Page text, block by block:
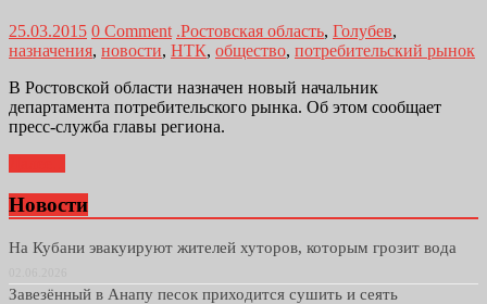
25.03.2015 0 Comment .Ростовская область, Голубев,
назначения, новости, НТК, общество, потребительский рынок
В Ростовской области назначен новый начальник
департамента потребительского рынка. Об этом сообщает
пресс-служба главы региона.
Новости
На Кубани эвакуируют жителей хуторов, которым грозит вода
Завезённый в Анапу песок приходится сушить и сеять